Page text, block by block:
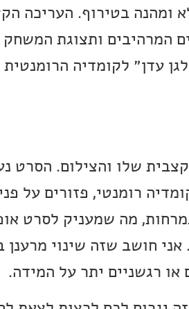
ומהנה בטירוף. העריכה
המרהיבים ותצוגת
עדן״ לקומדיה
שלו והצילום. הסרט
רומנטי, פזורים על
מה שמעניק לסרט
חושב שזה שינוי מרענן
או רגשניים יתר על המידה.